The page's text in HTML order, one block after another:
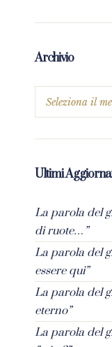
Archivio
Ultimi
La parola del
di ruote…”
La parola del
essere qui”
La parola del
eterno”
La parola del